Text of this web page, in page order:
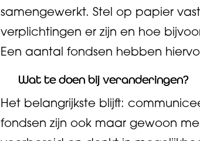
samengewerkt. Stel op papier
verplichtingen er zijn en hoe
Een aantal fondsen hebben
Wat te doen bij veranderingen?
Het belangrijkste blijft:
fondsen zijn ook maar gewoon